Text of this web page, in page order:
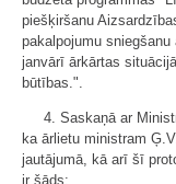
piešķiršanu
pakalpojumu
janvārī ārkārtas
būtības.".
4. Saskaņā ar
ka ārlietu ministram
jautājumā, kā arī šī
ir šāds: